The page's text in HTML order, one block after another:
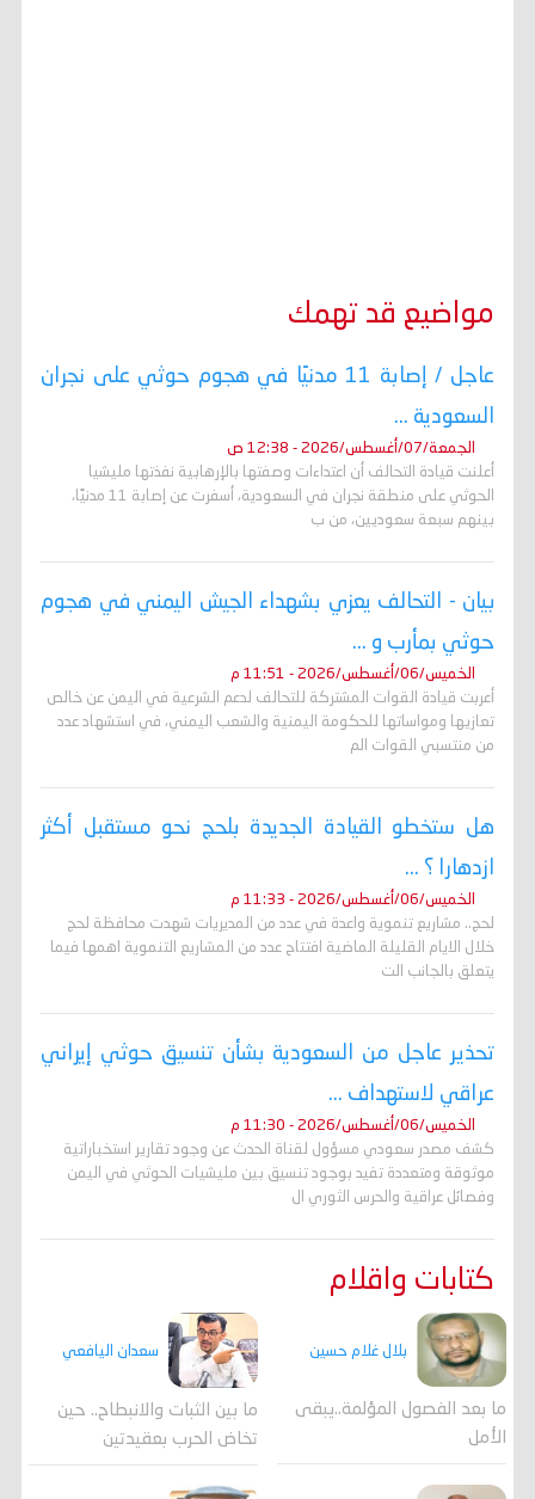
مواضيع قد تهمك
عاجل / إصابة 11 مدنيًا في هجوم حوثي على نجران
السعودية ...
الجمعة/07/أغسطس/2026 - 12:38 ص
أعلنت قيادة التحالف أن اعتداءات وصفتها بالإرهابية نفذتها مليشيا
الحوثي على منطقة نجران في السعودية، أسفرت عن إصابة 11 مدنيًا،
بينهم سبعة سعوديين، من ب
بيان - التحالف يعزي بشهداء الجيش اليمني في هجوم
حوثي بمأرب و ...
الخميس/06/أغسطس/2026 - 11:51 م
أعربت قيادة القوات المشتركة للتحالف لدعم الشرعية في اليمن عن خالص
تعازيها ومواساتها للحكومة اليمنية والشعب اليمني، في استشهاد عدد
من منتسبي القوات الم
هل ستخطو القيادة الجديدة بلحج نحو مستقبل أكثر
ازدهارا ؟ ...
الخميس/06/أغسطس/2026 - 11:33 م
لحج.. مشاريع تنموية واعدة في عدد من المديريات شهدت محافظة لحج
خلال الايام القليلة الماضية افتتاح عدد من المشاريع التنموية اهمها فيما
يتعلق بالجانب الت
تحذير عاجل من السعودية بشأن تنسيق حوثي إيراني
عراقي لاستهداف ...
الخميس/06/أغسطس/2026 - 11:30 م
كشف مصدر سعودي مسؤول لقناة الحدث عن وجود تقارير استخباراتية
موثوقة ومتعددة تفيد بوجود تنسيق بين مليشيات الحوثي في اليمن
وفصائل عراقية والحرس الثوري ال
كتابات واقلام
بلال غلام حسين
ما بعد الفصول المؤلمة..يبقى
الأمل
سعدان اليافعي
ما بين الثبات والانبطاح.. حين
تخاض الحرب بعقيدتين